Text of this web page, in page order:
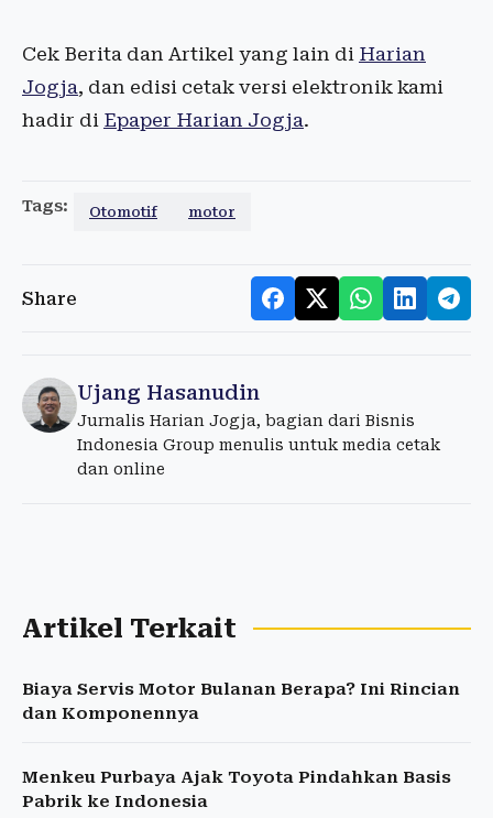
Cek Berita dan Artikel yang lain di Harian
Jogja, dan edisi cetak versi elektronik kami
hadir di Epaper Harian Jogja.
Tags: Otomotif motor
Share
Ujang Hasanudin
Jurnalis Harian Jogja, bagian dari Bisnis
Indonesia Group menulis untuk media cetak
dan online
Artikel Terkait
Biaya Servis Motor Bulanan Berapa? Ini Rincian
dan Komponennya
Menkeu Purbaya Ajak Toyota Pindahkan Basis
Pabrik ke Indonesia